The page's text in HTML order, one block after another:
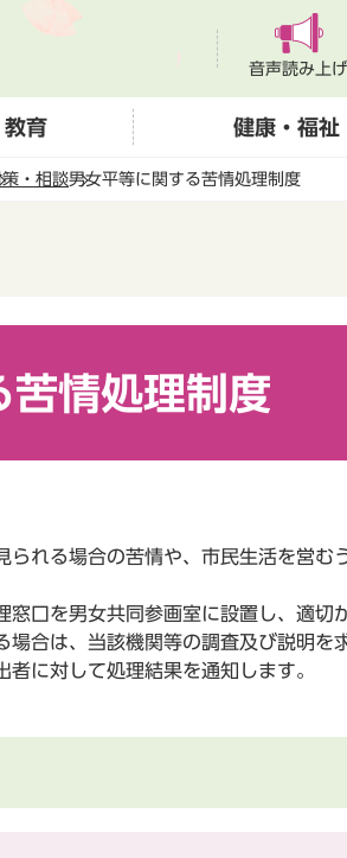
音声読み上げ
教育 健康・福祉
・相談男女平等に関する苦情処理制度
苦情処理制度
れる場合の苦情や、市民生活を営む
口を男女共同参画室に設置し、適切
合は、当該機関等の調査及び説明を
に対して処理結果を通知します。